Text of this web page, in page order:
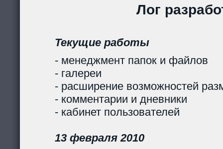
Лог
Текущие работы
- менеджмент папок и файлов
- галереи
- расширение возможностей
- комментарии и дневники
- кабинет пользователей
13 февраля 2010